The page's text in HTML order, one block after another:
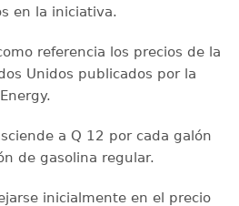
en la iniciativa.
referencia los precios de la
Unidos publicados por la
a Q 12 por cada galón
de gasolina regular.
inicialmente en el precio